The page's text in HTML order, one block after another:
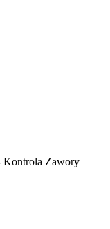
Kontrola Zawory